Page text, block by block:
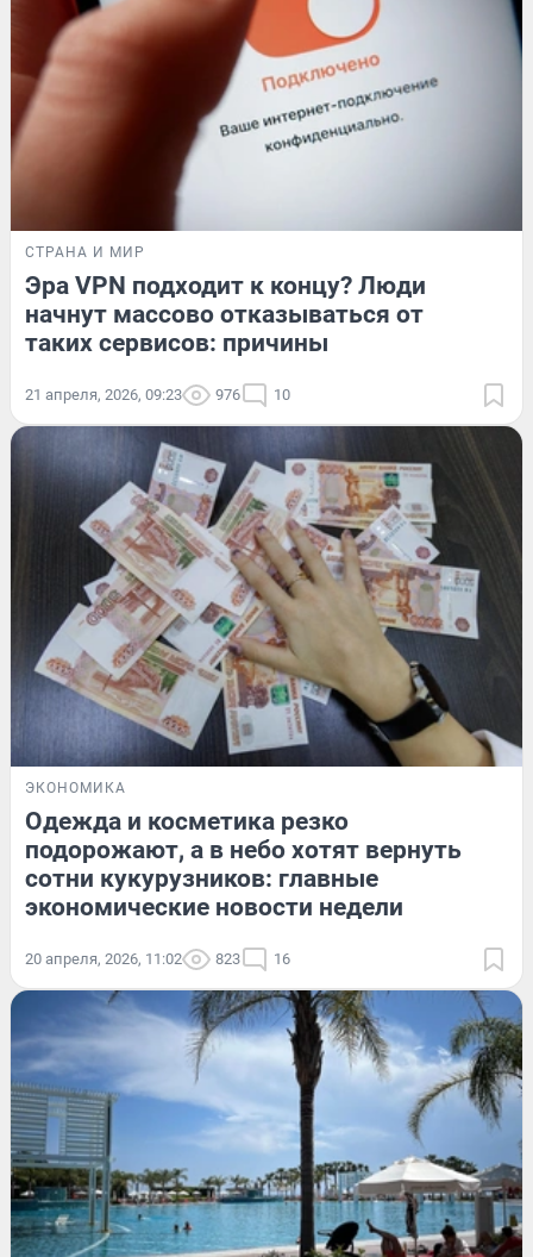
СТРАНА И МИР
Эра VPN подходит к концу? Люди
начнут массово отказываться от
таких сервисов: причины
21 апреля, 2026, 09:23 976 10
ЭКОНОМИКА
Одежда и косметика резко
подорожают, а в небо хотят вернуть
сотни кукурузников: главные
экономические новости недели
20 апреля, 2026, 11:02 823 16